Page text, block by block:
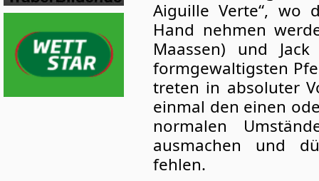
Aiguille Verte“, wo
Hand nehmen
Maassen) und
formgewaltigsten
treten in absoluter
einmal den einen
normalen
ausmachen und
fehlen.